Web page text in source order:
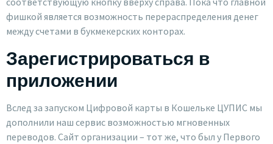
фишкой является возможность перераспределения денег
между счетами в букмекерских конторах.
Зарегистрироваться в
приложении
Вслед за запуском Цифровой карты в Кошельке ЦУПИС мы
дополнили наш сервис возможностью мгновенных
переводов. Сайт организации – тот же, что был у Первого